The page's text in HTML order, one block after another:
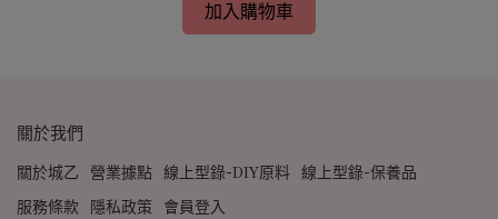
加入購物車
關於我們
關於城乙 營業據點 線上型錄-DIY原料 線上型錄-保養品
服務條款
隱私政策 會員登入